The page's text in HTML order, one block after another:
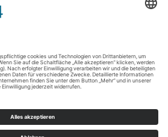
Notfall